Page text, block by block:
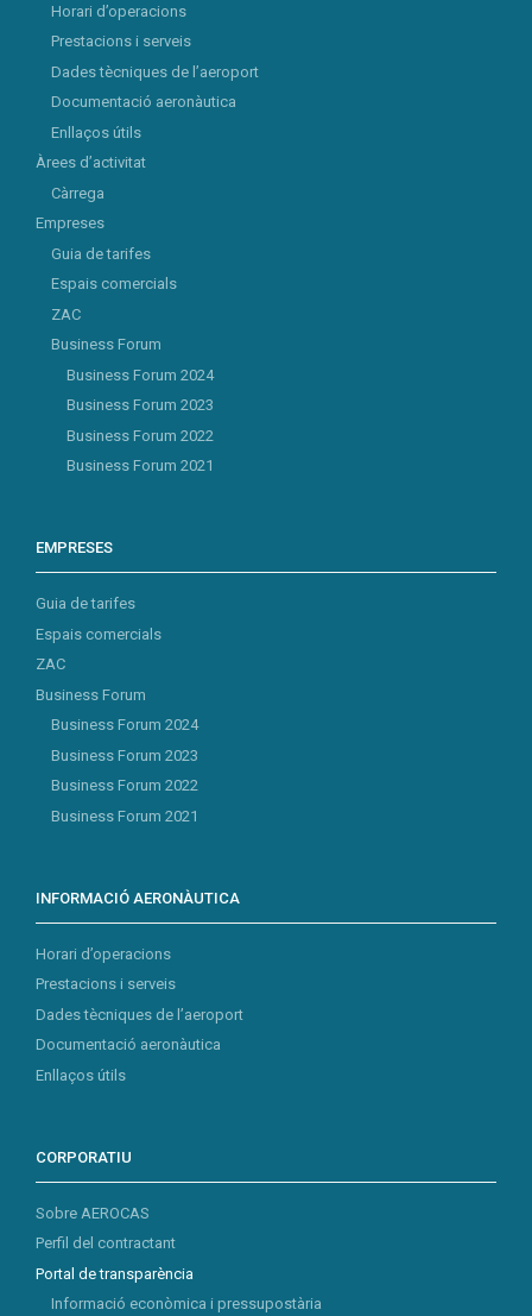
Horari d’operacions
Prestacions i serveis
Dades tècniques de l’aeroport
Documentació aeronàutica
Enllaços útils
Àrees d’activitat
Càrrega
Empreses
Guia de tarifes
Espais comercials
ZAC
Business Forum
Business Forum 2024
Business Forum 2023
Business Forum 2022
Business Forum 2021
EMPRESES
Guia de tarifes
Espais comercials
ZAC
Business Forum
Business Forum 2024
Business Forum 2023
Business Forum 2022
Business Forum 2021
INFORMACIÓ AERONÀUTICA
Horari d’operacions
Prestacions i serveis
Dades tècniques de l’aeroport
Documentació aeronàutica
Enllaços útils
CORPORATIU
Sobre AEROCAS
Perfil del contractant
Portal de transparència
Informació econòmica i pressupostària